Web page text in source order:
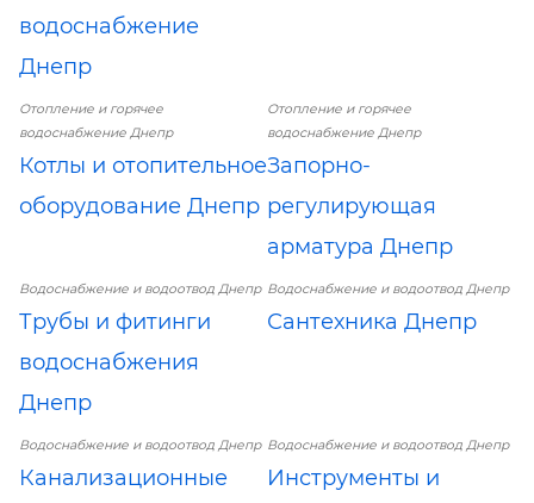
водоснабжение
Днепр
Отопление и горячее
водоснабжение Днепр
Котлы и отопительное
оборудование Днепр
Отопление и горячее
водоснабжение Днепр
Запорно-
регулирующая
арматура Днепр
Водоснабжение и водоотвод Днепр
Трубы и фитинги
водоснабжения
Днепр
Водоснабжение и водоотвод Днепр
Сантехника Днепр
Водоснабжение и водоотвод Днепр
Канализационные
Водоснабжение и водоотвод Днепр
Инструменты и